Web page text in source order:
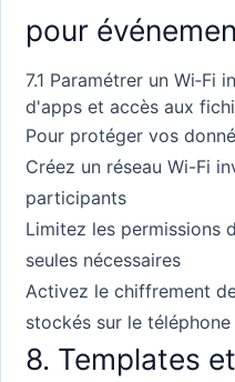
pour
7.1 Paramétrer un Wi‑Fi
d'apps et accès aux
Pour protéger vos
Créez un réseau Wi-Fi
participants
Limitez les permissions
seules nécessaires
Activez le chiffrement
stockés sur le téléphone
8. Templates